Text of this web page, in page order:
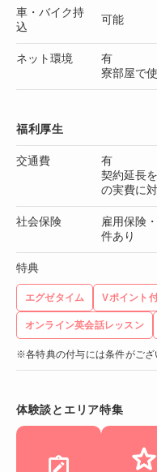
車・バイク持
込
可能
ネット環境
有
寮部屋で
福利厚生
交通費
有
契約延長
の実費に
社会保険
雇用保険
件あり
特典
エグゼタイム Vポイント
オンライン英会話レッスン
※各特典の付与には条件がござ
体験談とエリア特集